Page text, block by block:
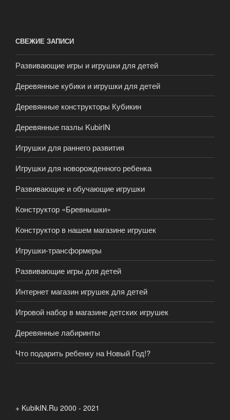
СВЕЖИЕ ЗАПИСИ
Развивающие игры и игрушки для детей
Деревянные кубики и игрушки для детей
Деревянные конструкторы Кубикин
Деревянные пазлы KubirIN
Игрушки для раннего развития
Игрушки для новорожденного ребенка
Развивающие и обучающие игрушки
Конструктор «Бревнышки»
Конструктор в нашем магазине игрушек
Игрушки-трансформеры
Развивающие игры для детей
Интернет магазин игрушек для детей
Игровой набор в магазине детских игрушек
Деревянные лабиринты
Что подарить ребенку на Новый Год!?
+ KubikIN.Ru 2000 - 2021